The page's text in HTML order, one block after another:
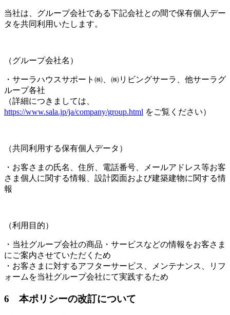
当社は、グループ会社である下記会社との間で保有個人デー
タを共同利用いたします。
（グループ会社名）
・サーラハウスサポート㈱、㈱リビングサーラ、他サーラグ
ループ各社
（詳細につきましては、
https://www.sala.jp/ja/company/group.html をご覧ください）
（共同利用する保有個人データ）
・お客さまの氏名、住所、電話番号、メールアドレス等お客
さま個人に関する情報、設計図面および建築建物に関する情
報
（利用目的）
・当社グループ会社の商品・サービスなどの情報をお客さま
にご案内させていただくため
・お客さまに対するアフターサービス、メンテナンス、リフ
ォームを当社グループ会社にて実践するため
6 本ポリシーの改訂について